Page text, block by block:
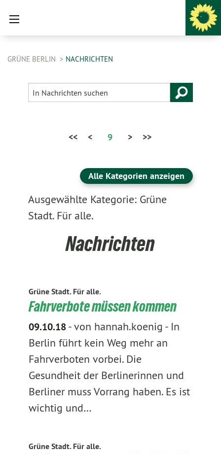
GRÜNE BERLIN NACHRICHTEN
<< < 9 > >>
Alle Kategorien anzeigen
Ausgewählte Kategorie: Grüne
Stadt. Für alle.
Nachrichten
Grüne Stadt. Für alle.
Fahrverbote müssen kommen
09.10.18-von hannah.koenig - In
Berlin führt kein Weg mehr an
Fahrverboten vorbei. Die
Gesundheit der Berlinerinnen und
Berliner muss Vorrang haben. Es ist
wichtig und…
Grüne Stadt. Für alle.